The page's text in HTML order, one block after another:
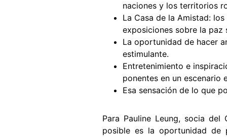
naciones y los territorios
La Casa de la Amistad:
exposiciones sobre la
La oportunidad de hacer
estimulante.
Entretenimiento e
ponentes en un escenario
Esa sensación de lo que
Para Pauline Leung, socia
posible es la oportunidad de